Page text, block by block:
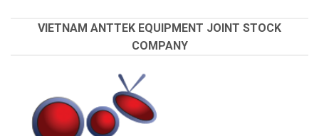
VIETNAM ANTTEK EQUIPMENT JOINT STOCK
COMPANY